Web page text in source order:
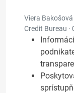
Viera
Credit Bureau ·